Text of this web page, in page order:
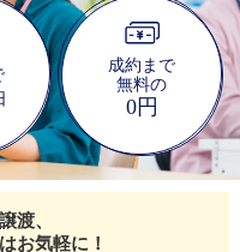
成約まで
無料の
0円
渡、
お気軽に！